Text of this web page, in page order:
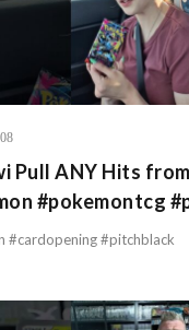
Pull ANY Hits
#pokemontcg
#cardopening #pitchblack